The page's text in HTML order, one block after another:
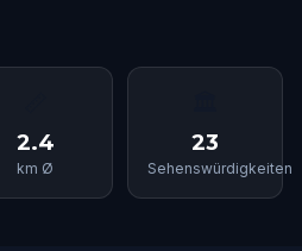
2.4
km Ø
23
Sehenswürdigkeiten